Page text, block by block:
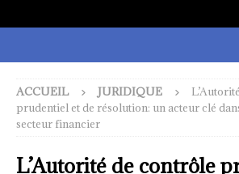
ACCUEIL JURIDIQUE
prudentiel et de résolution: un acteur clé
secteur financier
L’Autorité de contrôle